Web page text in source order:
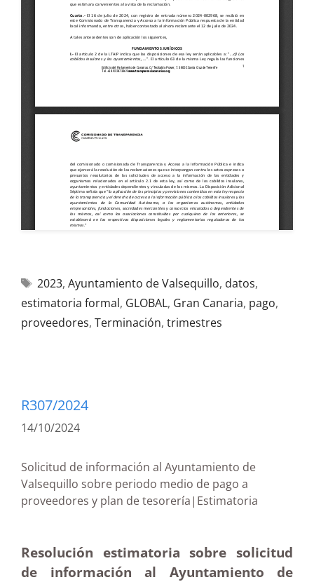
2023, Ayuntamiento de Valsequillo, datos,
estimatoria formal, GLOBAL, Gran Canaria, pago,
proveedores, Terminación, trimestres
R307/2024
14/10/2024
Solicitud de información al Ayuntamiento de
Valsequillo sobre periodo medio de pago a
proveedores y plan de tesorería|Estimatoria
Resolución estimatoria sobre solicitud
de información al Ayuntamiento de